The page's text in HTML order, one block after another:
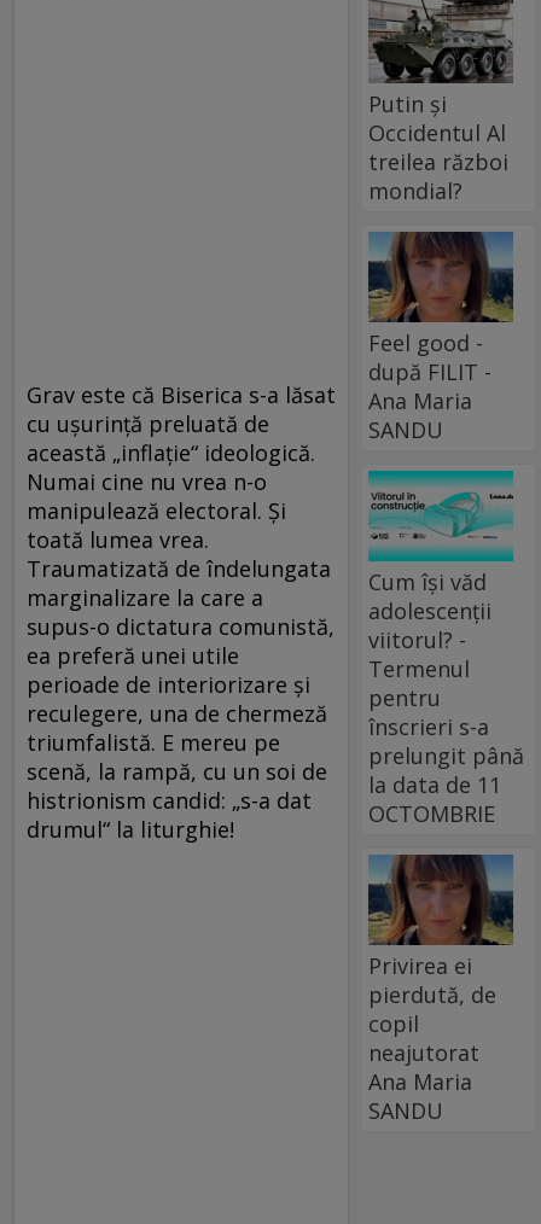
Grav este că Biserica s-a lăsat
cu uşurinţă preluată de
această „inflaţie“ ideologică.
Numai cine nu vrea n-o
manipulează electoral. Şi
toată lumea vrea.
Traumatizată de îndelungata
marginalizare la care a
supus-o dictatura comunistă,
ea preferă unei utile
perioade de interiorizare şi
reculegere, una de chermeză
triumfalistă. E mereu pe
scenă, la rampă, cu un soi de
histrionism candid: „s-a dat
drumul“ la liturghie!
Putin și
Occidentul Al
treilea război
mondial?
Feel good -
după FILIT -
Ana Maria
SANDU
Cum își văd
adolescenții
viitorul? -
Termenul
pentru
înscrieri s-a
prelungit până
la data de 11
OCTOMBRIE
Privirea ei
pierdută, de
copil
neajutorat
Ana Maria
SANDU